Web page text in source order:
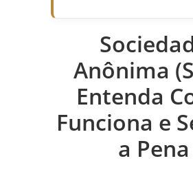
Anônima
Entenda
Funciona e
a Pena